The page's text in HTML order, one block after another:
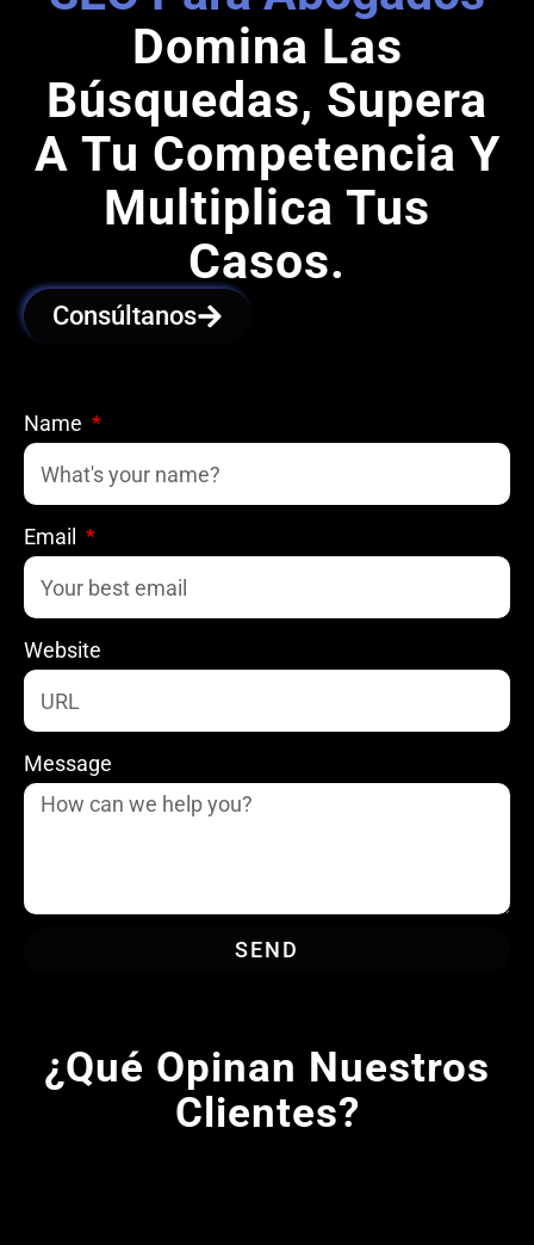
Domina Las
Búsquedas, Supera
A Tu Competencia Y
Multiplica Tus
Casos.
Consúltanos
Name
Email
Website
Message
SEND
¿Qué Opinan Nuestros
Clientes?